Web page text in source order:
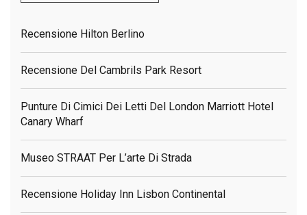
Recensione Hilton Berlino
Recensione Del Cambrils Park Resort
Punture Di Cimici Dei Letti Del London Marriott Hotel
Canary Wharf
Museo STRAAT Per L’arte Di Strada
Recensione Holiday Inn Lisbon Continental